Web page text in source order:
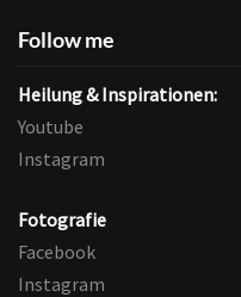
Follow me
Heilung & Inspirationen:
Youtube
Instagram
Fotografie
Facebook
Instagram